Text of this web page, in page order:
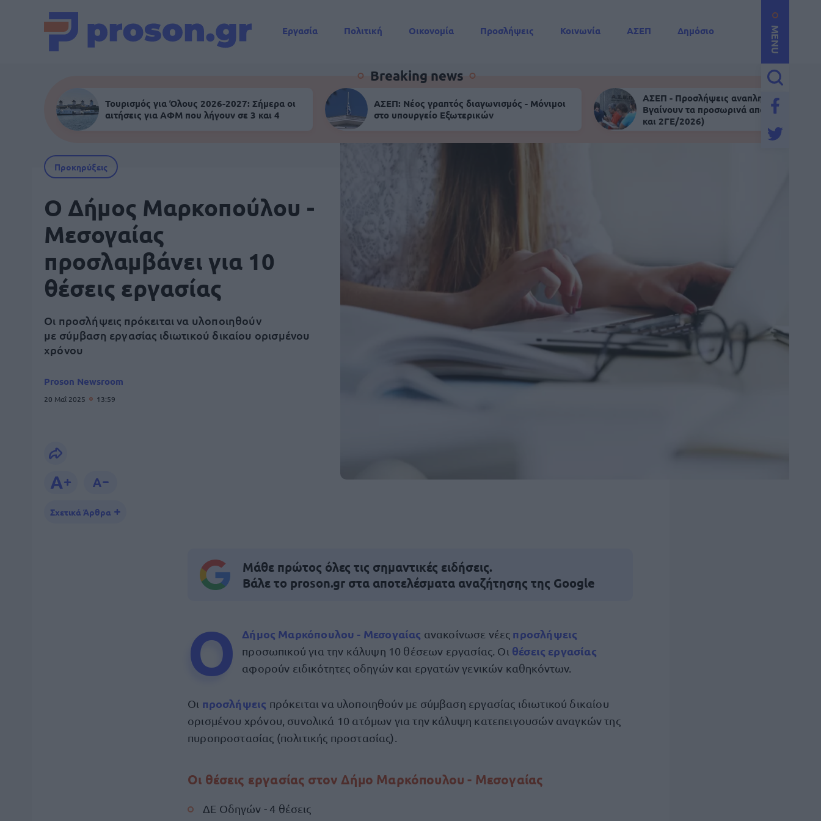
MENU
Εργασία Πολιτική Οικονομία Προσλήψεις Κοινωνία ΑΣΕΠ
Δημόσιο
Breaking news
Τουρισμός για Όλους 2026-2027: Σήμερα οι
αιτήσεις για ΑΦΜ που λήγουν σε 3 και 4
ΑΣΕΠ: Νέος γραπτός διαγωνισμός - Μόνιμοι
στο υπουργείο Εξωτερικών
ΑΣΕΠ - Προσλήψεις αναπληρωτών:
Βγαίνουν τα προσωρινά αποτελέσματα
και 2ΓΕ/2026)
Προκηρύξεις
Ο Δήμος Μαρκοπούλου -
Μεσογαίας
προσλαμβάνει για 10
θέσεις εργασίας
Οι προσλήψεις πρόκειται να υλοποιηθούν
με σύμβαση εργασίας ιδιωτικού δικαίου ορισμένου
χρόνου
Proson Newsroom
20 Μαΐ 2025 13:59
Σχετικά Άρθρα
Μάθε πρώτος όλες τις σημαντικές ειδήσεις.
Βάλε το proson.gr στα αποτελέσματα αναζήτησης της Google
Ο Δήμος Μαρκόπουλου - Μεσογαίας ανακοίνωσε νέες προσλήψεις
προσωπικού για την κάλυψη 10 θέσεων εργασίας. Οι θέσεις εργασίας
αφορούν ειδικότητες οδηγών και εργατών γενικών καθηκόντων.
Οι προσλήψεις πρόκειται να υλοποιηθούν με σύμβαση εργασίας ιδιωτικού δικαίου
ορισμένου χρόνου, συνολικά 10 ατόμων για την κάλυψη κατεπειγουσών αναγκών της
πυροπροστασίας (πολιτικής προστασίας).
Οι θέσεις εργασίας στον Δήμο Μαρκόπουλου - Μεσογαίας
ΔΕ Οδηγών - 4 θέσεις